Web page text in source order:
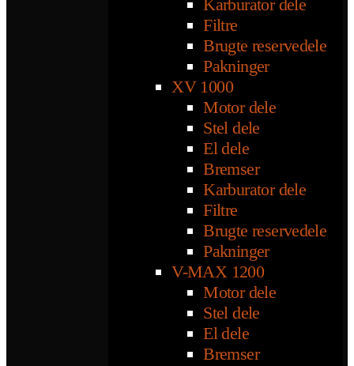
Karburator dele
Filtre
Brugte reservedele
Pakninger
XV 1000
Motor dele
Stel dele
El dele
Bremser
Karburator dele
Filtre
Brugte reservedele
Pakninger
V-MAX 1200
Motor dele
Stel dele
El dele
Bremser